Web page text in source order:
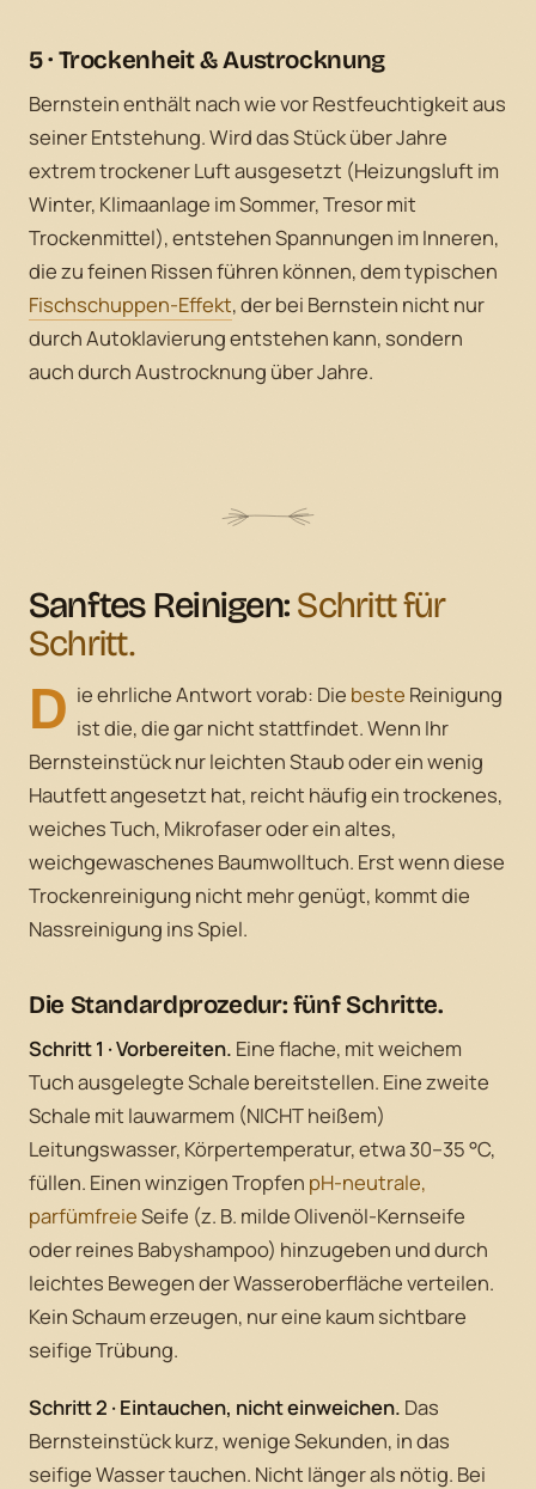
5 · Trockenheit & Austrocknung
Bernstein enthält nach wie vor Restfeuchtigkeit aus
seiner Entstehung. Wird das Stück über Jahre
extrem trockener Luft ausgesetzt (Heizungsluft im
Winter, Klimaanlage im Sommer, Tresor mit
Trockenmittel), entstehen Spannungen im Inneren,
die zu feinen Rissen führen können, dem typischen
Fischschuppen-Effekt, der bei Bernstein nicht nur
durch Autoklavierung entstehen kann, sondern
auch durch Austrocknung über Jahre.
Sanftes Reinigen:Schritt für
Schritt.
D ie ehrliche Antwort vorab: Die beste Reinigung
ist die, die gar nicht stattfindet. Wenn Ihr
Bernsteinstück nur leichten Staub oder ein wenig
Hautfett angesetzt hat, reicht häufig ein trockenes,
weiches Tuch, Mikrofaser oder ein altes,
weichgewaschenes Baumwolltuch. Erst wenn diese
Trockenreinigung nicht mehr genügt, kommt die
Nassreinigung ins Spiel.
Die Standardprozedur: fünf Schritte.
Schritt 1 · Vorbereiten. Eine flache, mit weichem
Tuch ausgelegte Schale bereitstellen. Eine zweite
Schale mit lauwarmem (NICHT heißem)
Leitungswasser, Körpertemperatur, etwa 30–35 °C,
füllen. Einen winzigen Tropfen pH-neutrale,
parfümfreieSeife (z. B. milde Olivenöl-Kernseife
oder reines Babyshampoo) hinzugeben und durch
leichtes Bewegen der Wasseroberfläche verteilen.
Kein Schaum erzeugen, nur eine kaum sichtbare
seifige Trübung.
Schritt 2 · Eintauchen, nicht einweichen. Das
Bernsteinstück kurz, wenige Sekunden, in das
seifige Wasser tauchen. Nicht länger als nötig. Bei